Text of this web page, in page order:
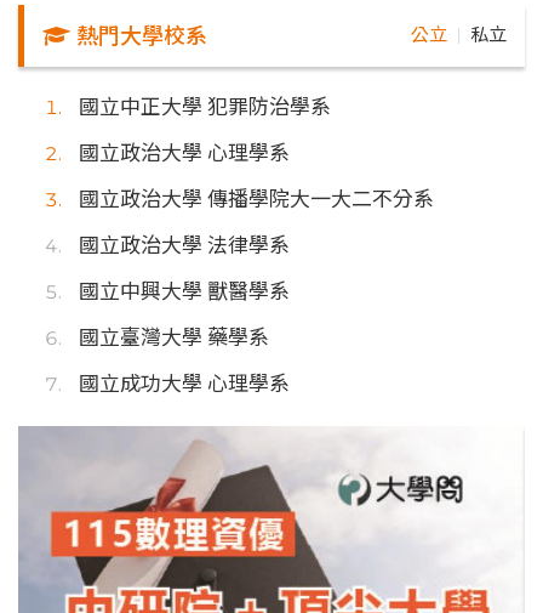
熱門大學校系 公立 ｜ 私立
國立中正大學 犯罪防治學系
國立政治大學 心理學系
國立政治大學 傳播學院大一大二不分系
國立政治大學 法律學系
國立中興大學 獸醫學系
國立臺灣大學 藥學系
國立成功大學 心理學系